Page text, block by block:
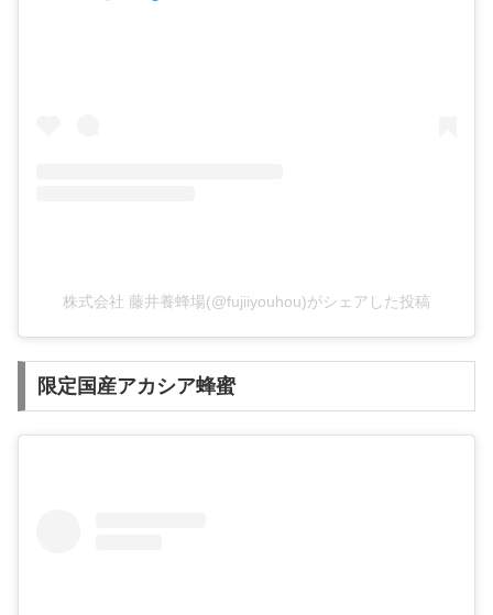
株式会社 藤井養蜂場(@fujiiyouhou)がシェアした投稿
限定国産アカシア蜂蜜